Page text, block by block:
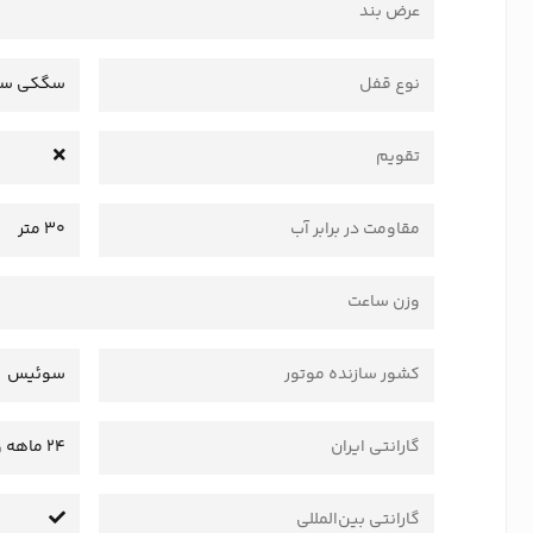
عرض بند
نوع قفل سگکی
تقویم
مقاومت در برابر آب 30 متر
وزن ساعت
کشور سازنده موتور سوئیس
گارانتی ایران 24 ماهه وستا سرویس
گارانتی بین‌المللی